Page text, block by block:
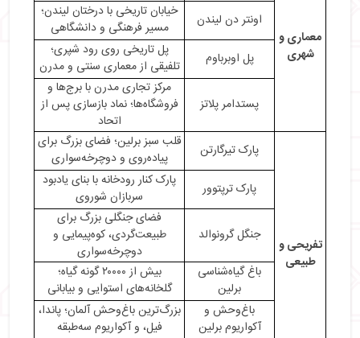
معماری و
شهری
اونتر دن لیندن
خیابان تاریخی با درختان لیندن؛
مسیر فرهنگی و دانشگاهی
پل اوبرباوم
پل تاریخی روی رود شپری؛
تلفیقی از معماری سنتی و مدرن
پستدامر پلاتز
مرکز تجاری مدرن با برج‌ها و
فروشگاه‌ها؛ نماد بازسازی پس از
اتحاد
تفریحی و
طبیعی
پارک تیرگارتن
قلب سبز برلین؛ فضای بزرگ برای
پیاده‌روی و دوچرخه‌سواری
پارک ترپتوور
پارک کنار رودخانه با بنای یادبود
سربازان شوروی
جنگل گرونوالد
فضای جنگلی بزرگ برای
طبیعت‌گردی، کوه‌پیمایی و
دوچرخه‌سواری
باغ گیاه‌شناسی
برلین
بیش از ۲۰۰۰۰ گونه گیاه؛
گلخانه‌های استوایی و بیابانی
باغ‌وحش و
آکواریوم برلین
بزرگ‌ترین باغ‌وحش آلمان؛ پاندا،
فیل، و آکواریوم سه‌طبقه